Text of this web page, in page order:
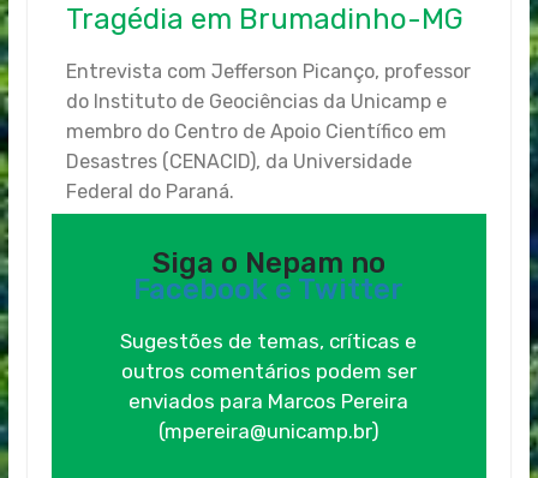
Tragédia em Brumadinho-MG
Entrevista com Jefferson Picanço, professor
do Instituto de Geociências da Unicamp e
membro do Centro de Apoio Científico em
Desastres (CENACID), da Universidade
Federal do Paraná.
Siga o Nepam no
Facebook e Twitter
Sugestões de temas, críticas e
outros comentários podem ser
enviados para Marcos Pereira
(mpereira@unicamp.br)